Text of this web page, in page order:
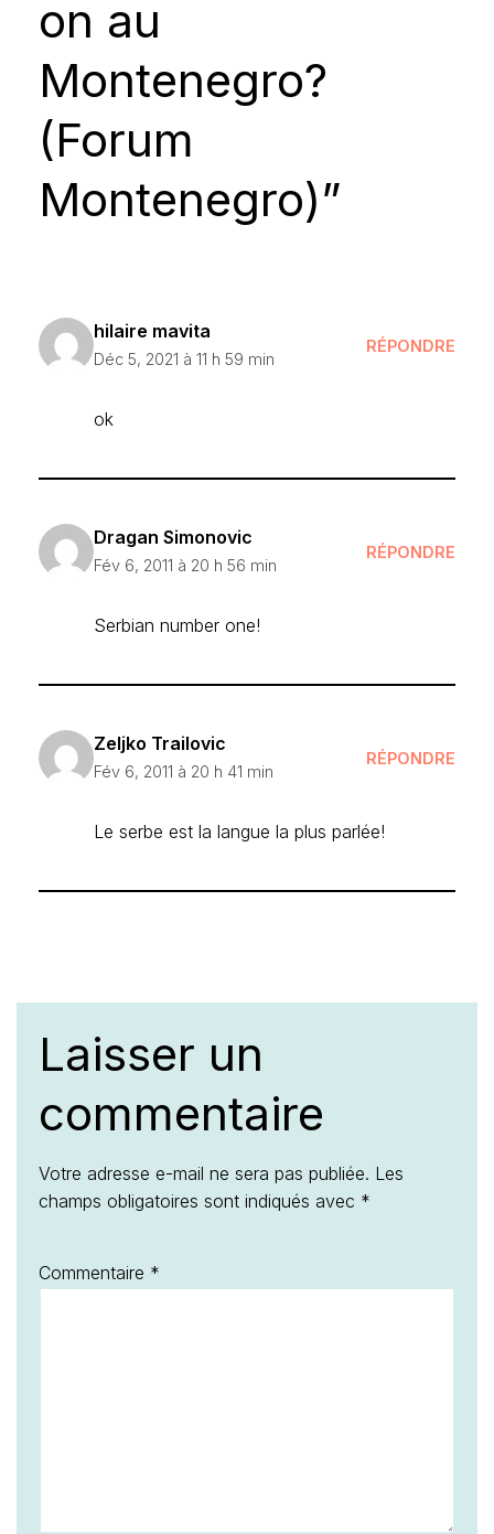
on au
Montenegro?
(Forum
Montenegro)”
hilaire mavita
Déc 5, 2021 à 11 h 59 min
RÉPONDRE
ok
Dragan Simonovic
Fév 6, 2011 à 20 h 56 min
RÉPONDRE
Serbian number one!
Zeljko Trailovic
Fév 6, 2011 à 20 h 41 min
RÉPONDRE
Le serbe est la langue la plus parlée!
Laisser un
commentaire
Votre adresse e-mail ne sera pas publiée. Les
champs obligatoires sont indiqués avec *
Commentaire *